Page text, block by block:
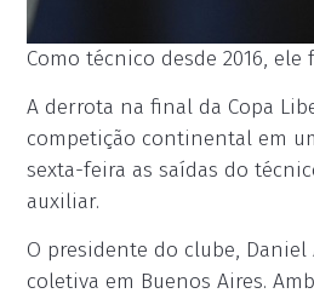
Como técnico desde 2016,
A derrota na final da Copa
competição continental em
sexta-feira as saídas do
auxiliar.
O presidente do clube,
coletiva em Buenos Aires.